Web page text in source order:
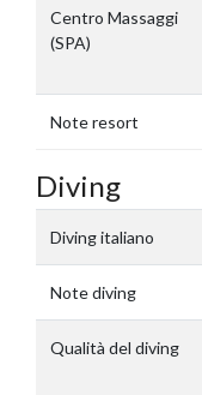
Centro Massaggi
(SPA)
Note resort
Diving
Diving italiano
Note diving
Qualità del diving